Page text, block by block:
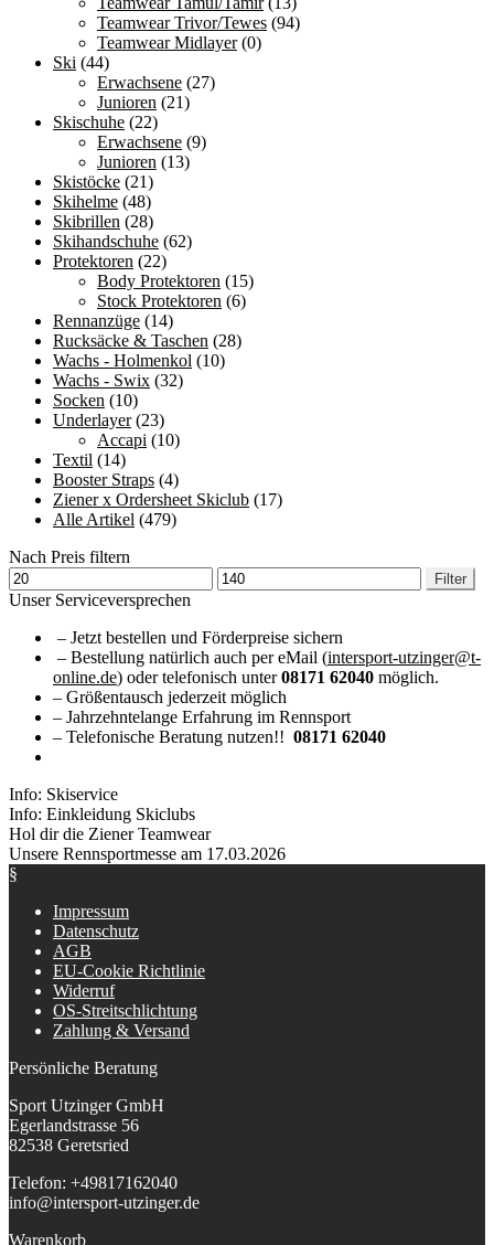
Teamwear Trivor/Tewes (94)
Teamwear Midlayer (0)
Ski (44)
Erwachsene (27)
Junioren (21)
Skischuhe (22)
Erwachsene (9)
Junioren (13)
Skistöcke (21)
Skihelme (48)
Skibrillen (28)
Skihandschuhe (62)
Protektoren (22)
Body Protektoren (15)
Stock Protektoren (6)
Rennanzüge (14)
Rucksäcke & Taschen (28)
Wachs - Holmenkol (10)
Wachs - Swix (32)
Socken (10)
Underlayer (23)
Accapi (10)
Textil (14)
Booster Straps (4)
Ziener x Ordersheet Skiclub (17)
Alle Artikel (479)
Nach Preis filtern
Min.
Preis
Max.
Preis
Filter
Unser Serviceversprechen
– Jetzt bestellen und Förderpreise sichern
– Bestellung natürlich auch per eMail (intersport-utzinger@t-
online.de) oder telefonisch unter08171 62040 möglich.
– Größentausch jederzeit möglich
– Jahrzehntelange Erfahrung im Rennsport
– Telefonische Beratung nutzen!! 08171 62040
Info: Skiservice
Info: Einkleidung Skiclubs
Hol dir die Ziener Teamwear
Unsere Rennsportmesse am 17.03.2026
§
Impressum
Datenschutz
AGB
EU-Cookie Richtlinie
Widerruf
OS-Streitschlichtung
Zahlung & Versand
Persönliche Beratung
Sport Utzinger GmbH
Egerlandstrasse 56
82538 Geretsried
Telefon: +49817162040
info@intersport-utzinger.de
Warenkorb